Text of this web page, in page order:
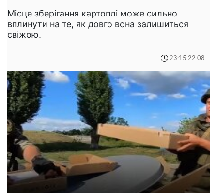
Місце зберігання картоплі може сильно
вплинути на те, як довго вона залишиться
свіжою.
23:15 22.08